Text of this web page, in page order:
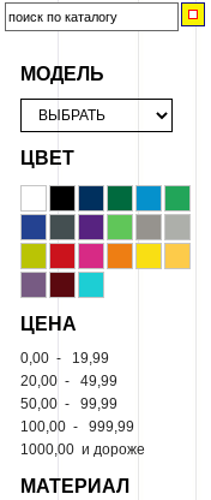
МОДЕЛЬ
ЦВЕТ
ЦЕНА
0,00 - 19,99
20,00 - 49,99
50,00 - 99,99
100,00 - 999,99
1000,00 и дороже
МАТЕРИАЛ